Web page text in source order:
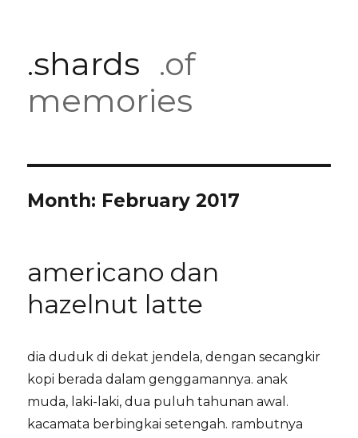
.shards .of
memories
Month: February 2017
americano dan
hazelnut latte
dia duduk di dekat jendela, dengan secangkir
kopi berada dalam genggamannya. anak
muda, laki-laki, dua puluh tahunan awal.
kacamata berbingkai setengah. rambutnya